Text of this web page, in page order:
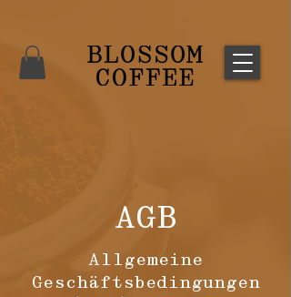
AGB
Allgemeine
Geschäftsbedingungen